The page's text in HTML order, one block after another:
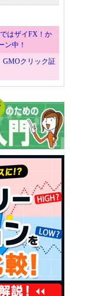
はザイFX！か
ン中！
GMOクリック証